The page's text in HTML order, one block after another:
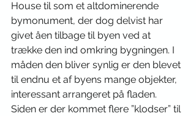
House til som et altdominerende
bymonument, der dog delvist har
givet åen tilbage til byen ved at
trække den ind omkring bygningen. I
måden den bliver synlig er den blevet
til endnu et af byens mange objekter,
interessant arrangeret på fladen.
Siden er der kommet flere ”klodser” til